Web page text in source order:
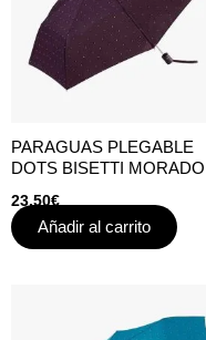
PARAGUAS PLEGABLE
DOTS BISETTI MORADO
23,50€
Añadir al carrito